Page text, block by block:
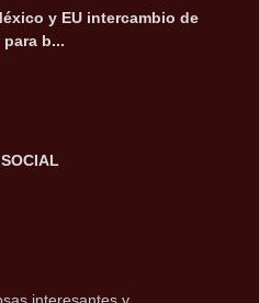
y EU intercambio de
b...